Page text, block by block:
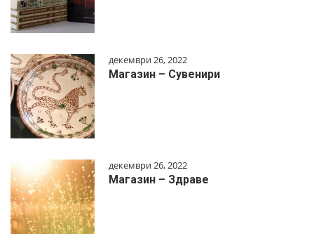
декември 26, 2022
Магазин – Сувенири
декември 26, 2022
Магазин – Здраве